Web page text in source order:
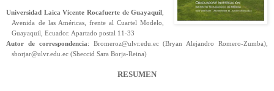
Universidad Laica Vicente Rocafuerte de Guayaquil
Avenida de las Américas, frente al Cuartel Modelo,
Guayaquil, Ecuador. Apartado postal 11-33
Autor de correspondencia: Bromeroz@ulvr.edu.ec (Bryan Alejandro Romero-Zumba),
sborjar@ulvr.edu.ec (Sheccid Sara Borja-Reina)
RESUMEN